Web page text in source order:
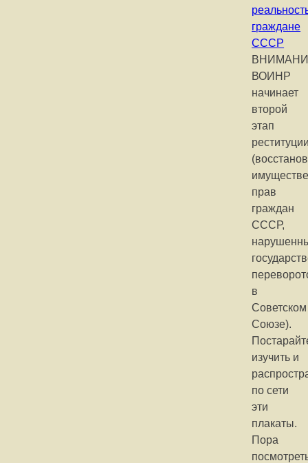
граждане
СССР
ВОИНР
начинает
второй
этап
прав
граждан
СССР,
в
Советском
Союзе).
изучить и
по сети
эти
плакаты.
Пора